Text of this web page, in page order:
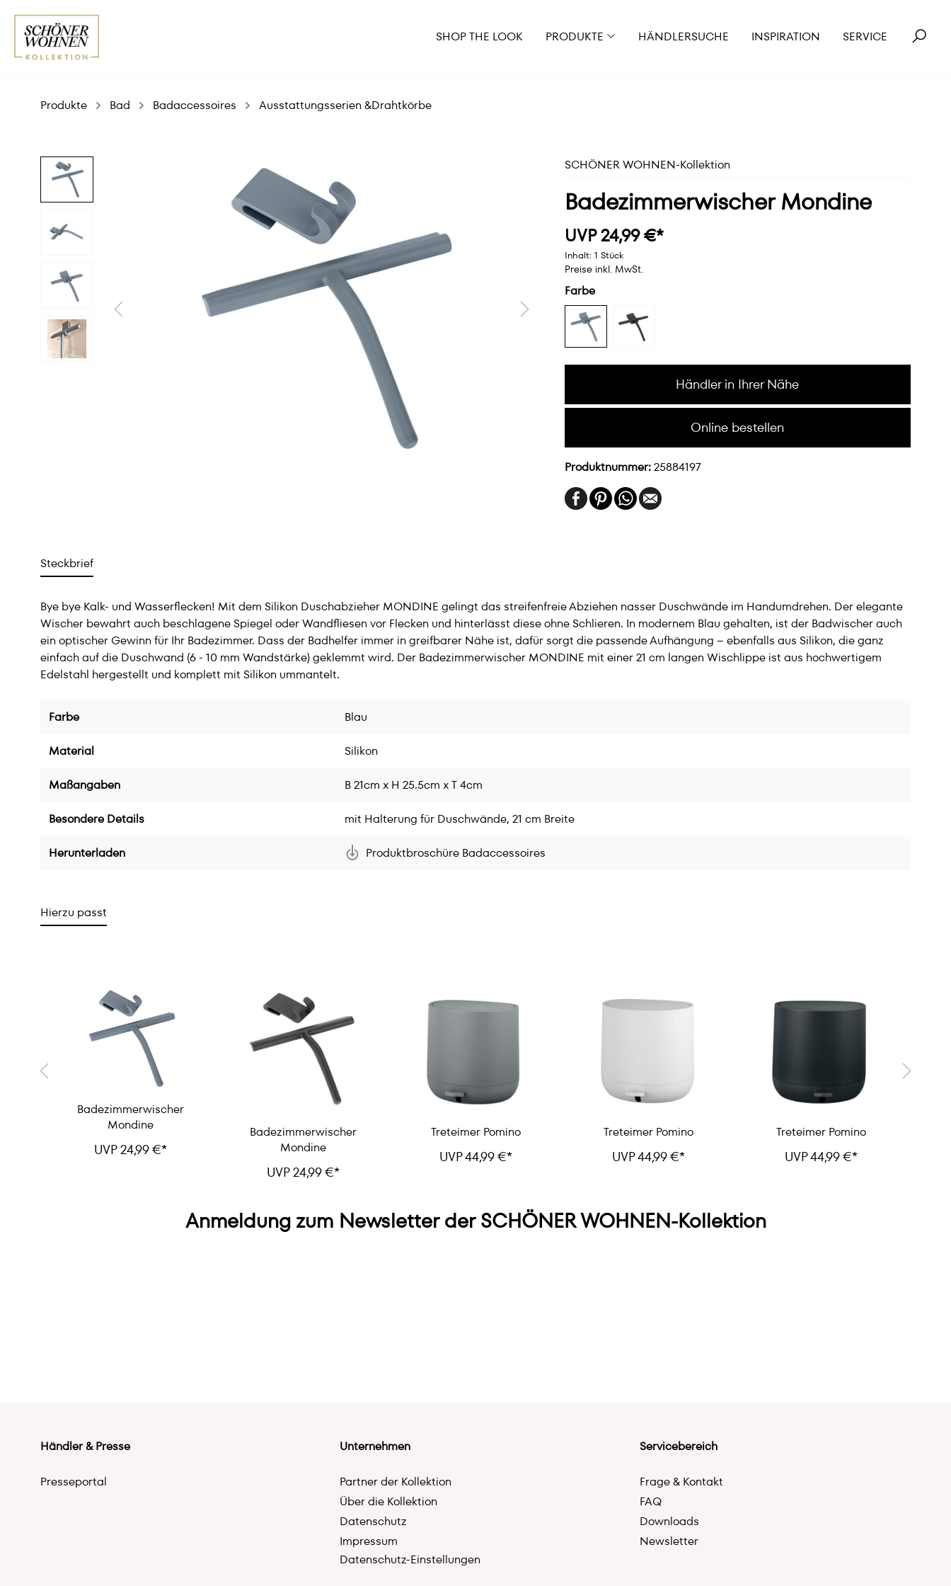
SHOP THE LOOK PRODUKTE HÄNDLERSUCHE INSPIRATION SERVICE
Produkte Bad Badaccessoires Ausstattungsserien &Drahtkörbe
SCHÖNER WOHNEN-Kollektion
Badezimmerwischer Mondine
UVP 24,99 €*
Inhalt: 1 Stück
Preise inkl. MwSt.
Farbe
Händler in Ihrer Nähe
Online bestellen
Produktnummer:25884197
Steckbrief
Bye bye Kalk- und Wasserflecken! Mit dem Silikon Duschabzieher MONDINE gelingt das streifenfreie Abziehen nasser Duschwände im Handumdrehen. Der elegante
Wischer bewahrt auch beschlagene Spiegel oder Wandfliesen vor Flecken und hinterlässt diese ohne Schlieren. In modernem Blau gehalten, ist der Badwischer auch
ein optischer Gewinn für Ihr Badezimmer. Dass der Badhelfer immer in greifbarer Nähe ist, dafür sorgt die passende Aufhängung – ebenfalls aus Silikon, die ganz
einfach auf die Duschwand (6 - 10 mm Wandstärke) geklemmt wird. Der Badezimmerwischer MONDINE mit einer 21 cm langen Wischlippe ist aus hochwertigem
Edelstahl hergestellt und komplett mit Silikon ummantelt.
Farbe Blau
Material Silikon
Maßangaben B 21cm x H 25.5cm x T 4cm
Besondere Details mit Halterung für Duschwände, 21 cm Breite
Herunterladen Produktbroschüre Badaccessoires
Hierzu passt
Badezimmerwischer
Mondine
UVP 24,99 €*
Badezimmerwischer
Mondine
UVP 24,99 €*
Treteimer Pomino
UVP 44,99 €*
Treteimer Pomino
UVP 44,99 €*
Treteimer Pomino
UVP 44,99 €*
Anmeldung zum Newsletter der SCHÖNER WOHNEN-Kollektion
Händler & Presse
Presseportal
Unternehmen
Partner der Kollektion
Über die Kollektion
Datenschutz
Impressum
Datenschutz-Einstellungen
Servicebereich
Frage & Kontakt
FAQ
Downloads
Newsletter